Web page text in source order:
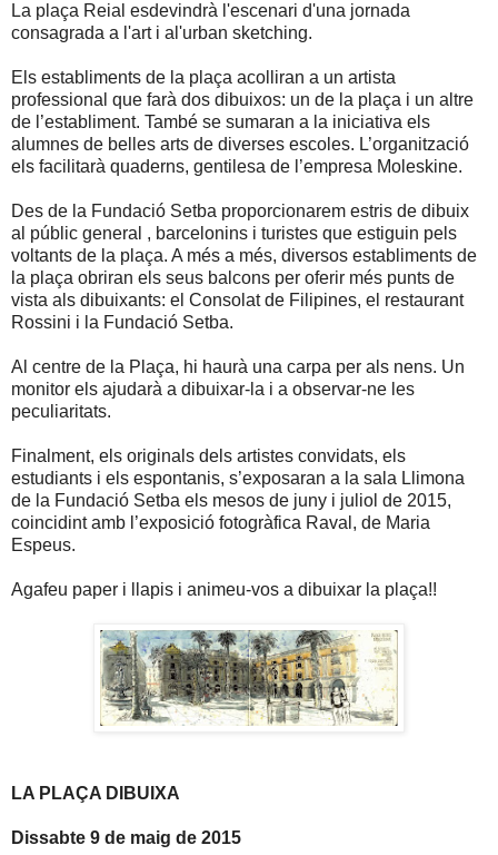
La plaça Reial esdevindrà l'escenari d'una jornada
consagrada a l'art i al'urban sketching.
Els establiments de la plaça acolliran a un artista
professional que farà dos dibuixos: un de la plaça i un altre
de l’establiment. També se sumaran a la iniciativa els
alumnes de belles arts de diverses escoles. L’organització
els facilitarà quaderns, gentilesa de l’empresa Moleskine.
Des de la Fundació Setba proporcionarem estris de dibuix
al públic general , barcelonins i turistes que estiguin pels
voltants de la plaça. A més a més, diversos establiments de
la plaça obriran els seus balcons per oferir més punts de
vista als dibuixants: el Consolat de Filipines, el restaurant
Rossini i la Fundació Setba.
Al centre de la Plaça, hi haurà una carpa per als nens. Un
monitor els ajudarà a dibuixar-la i a observar-ne les
peculiaritats.
Finalment, els originals dels artistes convidats, els
estudiants i els espontanis, s’exposaran a la sala Llimona
de la Fundació Setba els mesos de juny i juliol de 2015,
coincidint amb l’exposició fotogràfica Raval, de Maria
Espeus.
Agafeu paper i llapis i animeu-vos a dibuixar la plaça!!
LA PLAÇA DIBUIXA
Dissabte 9 de maig de 2015